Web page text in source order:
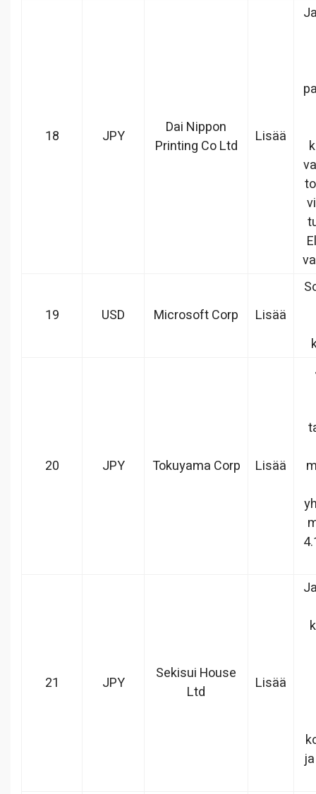
18 JPY
Dai Nippon
Printing Co Ltd
Lisää
19 USD Microsoft Corp Lisää
20 JPY Tokuyama Corp Lisää
21 JPY
Sekisui House
Ltd
Lisää